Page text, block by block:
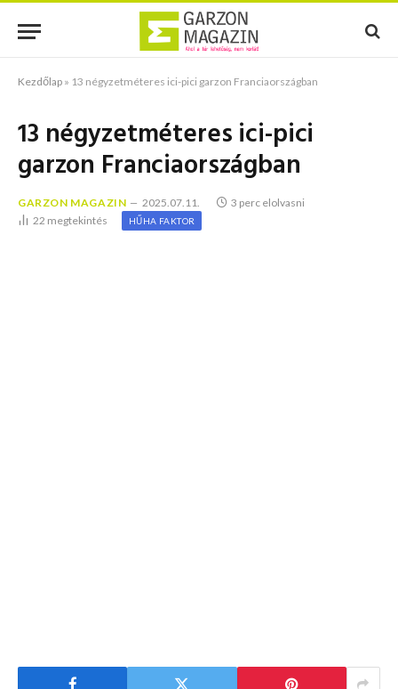
Kezdőlap » 13 négyzetméteres ici-pici garzon Franciaországban
13 négyzetméteres ici-pici
garzon Franciaországban
GARZON MAGAZIN 2025.07.11.
3 perc elolvasni
22 megtekintés HŰHA FAKTOR